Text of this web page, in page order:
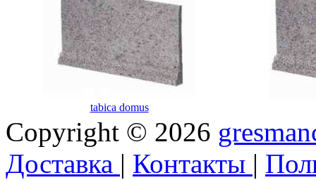
tabica domus
Copyright © 2026
Доставка | Контакты |